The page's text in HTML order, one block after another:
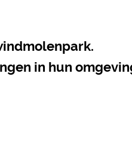
in hun